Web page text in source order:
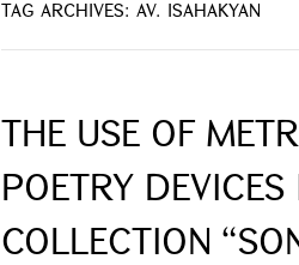
TAG ARCHIVES: AV. ISAHAKYAN
THE USE OF
POETRY DEVICES
COLLECTION